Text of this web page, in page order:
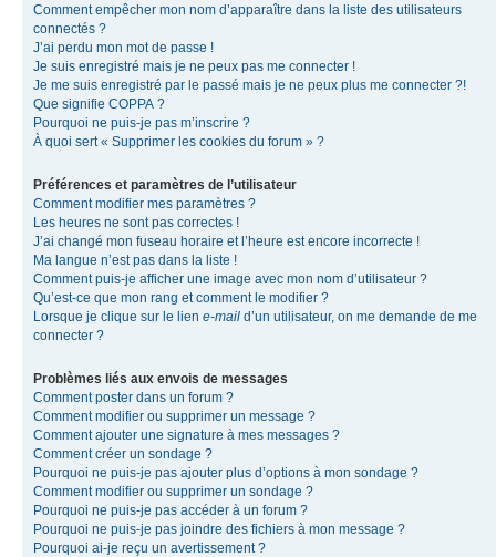
Comment empêcher mon nom d’apparaître dans la liste des utilisateurs
connectés ?
J’ai perdu mon mot de passe !
Je suis enregistré mais je ne peux pas me connecter !
Je me suis enregistré par le passé mais je ne peux plus me connecter ?!
Que signifie COPPA ?
Pourquoi ne puis-je pas m’inscrire ?
À quoi sert « Supprimer les cookies du forum » ?
Préférences et paramètres de l’utilisateur
Comment modifier mes paramètres ?
Les heures ne sont pas correctes !
J’ai changé mon fuseau horaire et l’heure est encore incorrecte !
Ma langue n’est pas dans la liste !
Comment puis-je afficher une image avec mon nom d’utilisateur ?
Qu’est-ce que mon rang et comment le modifier ?
Lorsque je clique sur le lien e-mail d’un utilisateur, on me demande de me
connecter ?
Problèmes liés aux envois de messages
Comment poster dans un forum ?
Comment modifier ou supprimer un message ?
Comment ajouter une signature à mes messages ?
Comment créer un sondage ?
Pourquoi ne puis-je pas ajouter plus d’options à mon sondage ?
Comment modifier ou supprimer un sondage ?
Pourquoi ne puis-je pas accéder à un forum ?
Pourquoi ne puis-je pas joindre des fichiers à mon message ?
Pourquoi ai-je reçu un avertissement ?